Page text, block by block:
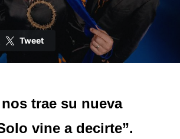
Tweet
trae su nueva
vine a decirte”.